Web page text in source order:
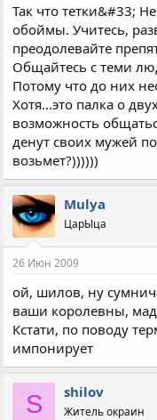
Так что тетки&#33;
обоймы. Учитесь,
преодолевайте
Общайтесь с теми
Потому что до них
Хотя...это палка о
возможность
денут своих мужей
возьмет?))))))
Mulya
ЦарЫца
26 Июн 2009
ой, шилов, ну
ваши королевны,
Кстати, по поводу
импонирует
S shilov
Житель окраин